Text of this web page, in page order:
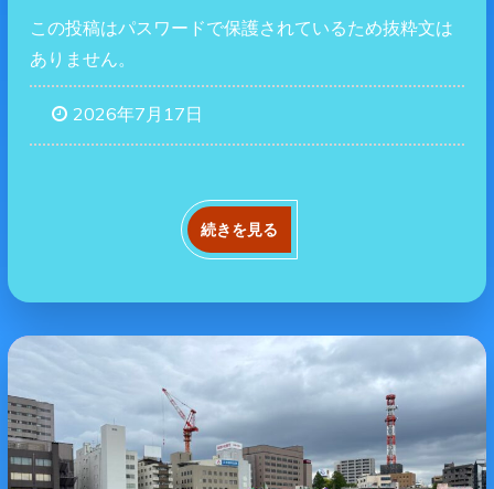
この投稿はパスワードで保護されているため抜粋文は
ありません。
2026年7月17日
続きを見る